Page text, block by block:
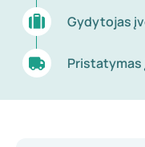
Gydytojas
Pristatymas